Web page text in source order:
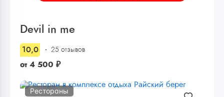
Devil in me
10,0 25 отзывов
от 4 500 ₽
Рестораны